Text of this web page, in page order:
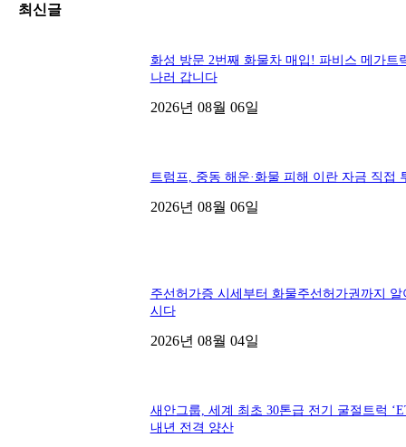
최신글
화성 방문 2번째 화물차 매입! 파비스 메가트
나러 갑니다
2026년 08월 06일
트럼프, 중동 해운·화물 피해 이란 자금 직접
2026년 08월 06일
주선허가증 시세부터 화물주선허가권까지 알
시다
2026년 08월 04일
새안그룹, 세계 최초 30톤급 전기 굴절트럭
내년 전격 양산